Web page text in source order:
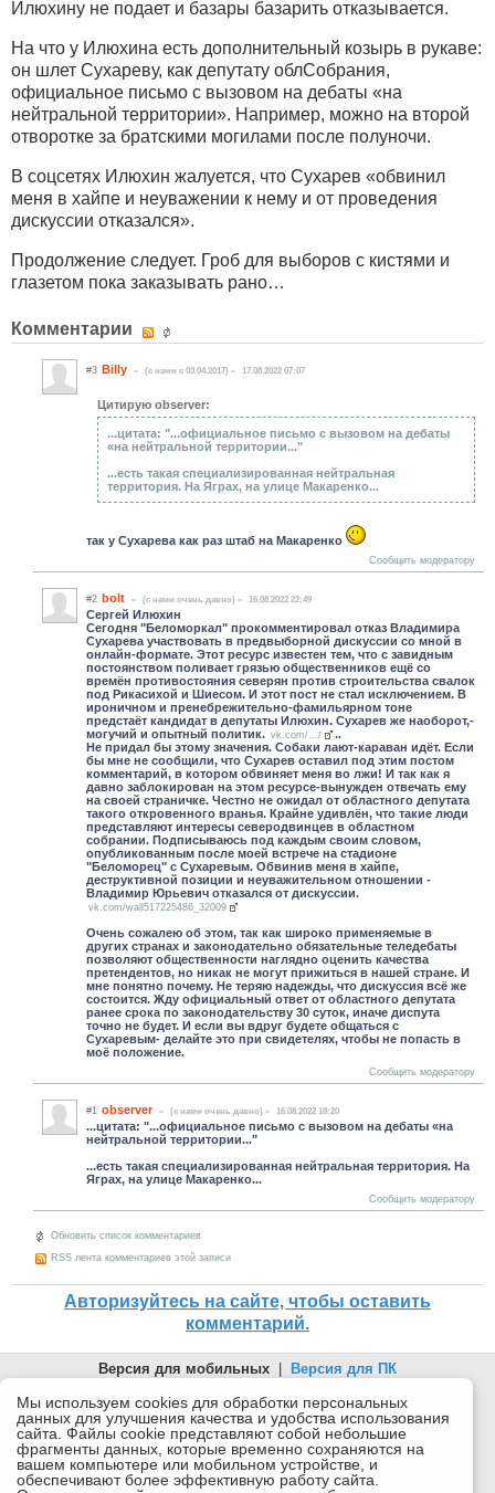
Илюхину не подает и базары базарить отказывается.
На что у Илюхина есть дополнительный козырь в рукаве:
он шлет Сухареву, как депутату облСобрания,
официальное письмо с вызовом на дебаты «на
нейтральной территории». Например, можно на второй
отворотке за братскими могилами после полуночи.
В соцсетях Илюхин жалуется, что Сухарев «обвинил
меня в хайпе и неуважении к нему и от проведения
дискуссии отказался».
Продолжение следует. Гроб для выборов с кистями и
глазетом пока заказывать рано…
Комментарии
#3 Billy (c нами с 03.04.2017) 17.08.2022 07:07
Цитирую observer:
...цитата: "...официальное письмо с вызовом на дебаты
«на нейтральной территории..."
...есть такая специализированная нейтральная
территория. На Яграх, на улице Макаренко...
так у Сухарева как раз штаб на Макаренко
Сообщить модератору
#2 bolt (c нами очень давно) 16.08.2022 22:49
Сергей Илюхин
Сегодня "Беломоркал" прокомментировал отказ Владимира
Сухарева участвовать в предвыборной дискуссии со мной в
онлайн-формате. Этот ресурс известен тем, что с завидным
постоянством поливает грязью общественников ещё со
времён противостояния северян против строительства свалок
под Рикасихой и Шиесом. И этот пост не стал исключением. В
ироничном и пренебрежительно-фамильярном тоне
предстаёт кандидат в депутаты Илюхин. Сухарев же наоборот,-
могучий и опытный политик. vk.com/.../
..
Не придал бы этому значения. Собаки лают-караван идёт. Если
бы мне не сообщили, что Сухарев оставил под этим постом
комментарий, в котором обвиняет меня во лжи! И так как я
давно заблокирован на этом ресурсе-вынужден отвечать ему
на своей страничке. Честно не ожидал от областного депутата
такого откровенного вранья. Крайне удивлён, что такие люди
представляют интересы северодвинцев в областном
собрании. Подписываюсь под каждым своим словом,
опубликованным после моей встрече на стадионе
"Беломорец" с Сухаревым. Обвинив меня в хайпе,
деструктивной позиции и неуважительном отношении -
Владимир Юрьевич отказался от дискуссии.
vk.com/wall517225486_32009
Очень сожалею об этом, так как широко применяемые в
других странах и законодательно обязательные теледебаты
позволяют общественности наглядно оценить качества
претендентов, но никак не могут прижиться в нашей стране. И
мне понятно почему. Не теряю надежды, что дискуссия всё же
состоится. Жду официальный ответ от областного депутата
ранее срока по законодательству 30 суток, иначе диспута
точно не будет. И если вы вдруг будете общаться с
Сухаревым- делайте это при свидетелях, чтобы не попасть в
моё положение.
Сообщить модератору
#1 observer (c нами очень давно) 16.08.2022 18:20
...цитата: "...официальное письмо с вызовом на дебаты «на
нейтральной территории..."
...есть такая специализированная нейтральная территория. На
Яграх, на улице Макаренко...
Сообщить модератору
Обновить список комментариев
RSS лента комментариев этой записи
Авторизуйтесь на сайте, чтобы оставить
комментарий.
Версия для мобильных
Версия для ПК
© 2026 Беломорканал Северодвинск tv29.ru
Joomla!is Free Software released under the GNU General Public
License.
Mobile version byMobile Joomla!
Мы используем cookies для обработки персональных
данных для улучшения качества и удобства использования
сайта. Файлы cookie представляют собой небольшие
фрагменты данных, которые временно сохраняются на
вашем компьютере или мобильном устройстве, и
обеспечивают более эффективную работу сайта.